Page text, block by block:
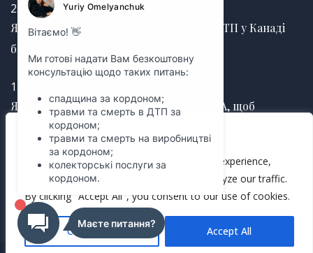
We value your privacy
We use cookies to enhance your browsing experience,
serve personalized ads or content, and analyze our traffic.
By clicking "Accept All", you consent to our use of cookies.
Customize Accept All
25.06.2026
Як отримати страхову виплату після ДТП у Канаді
без затримок
12.03.2025
Як правильно оформити заповіт у США, щоб
уникнути судових суперечок
12.03.2025